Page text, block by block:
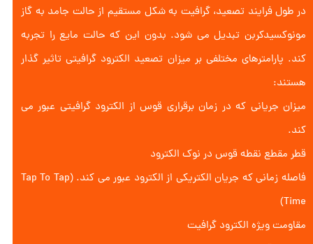
در طول فرایند تصعید، گرافیت به شکل مستقیم از حالت جامد به گاز
مونوکسیدکربن تبدیل می شود. بدون این که حالت مایع را تجربه
کند. پارامترهای مختلفی بر میزان تصعید الکترود گرافیتی تاثیر گذار
هستند:
میزان جریانی که در زمان برقراری قوس از الکترود گرافیتی عبور می
کند.
قطر مقطع نقطه قوس در نوک الکترود
فاصله زمانی که جریان الکتریکی از الکترود عبور می کند. (Tap To Tap
Time)
مقاومت ویژه الکترود گرافیت